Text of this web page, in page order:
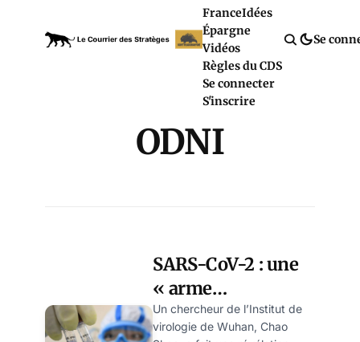
FranceIdées
Épargne
Vidéos
Règles du CDS
Se connecter
S'inscrire
Se
ODNI
SARS-CoV-2 : une
« arme
biologique » créée
délibérément par
Un chercheur de l’Institut de
virologie de Wuhan, Chao